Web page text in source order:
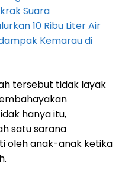
Suara
10 Ribu Liter Air
Kemarau di
tersebut tidak layak
hanya itu,
satu sarana
oleh anak-anak ketika